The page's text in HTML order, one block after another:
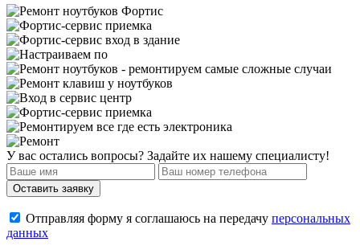
У вас остались вопросы? Задайте их нашему специалисту!
Отправляя форму я соглашаюсь на передачу персональных
данных